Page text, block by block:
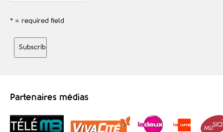
* = required field
Partenaires médias